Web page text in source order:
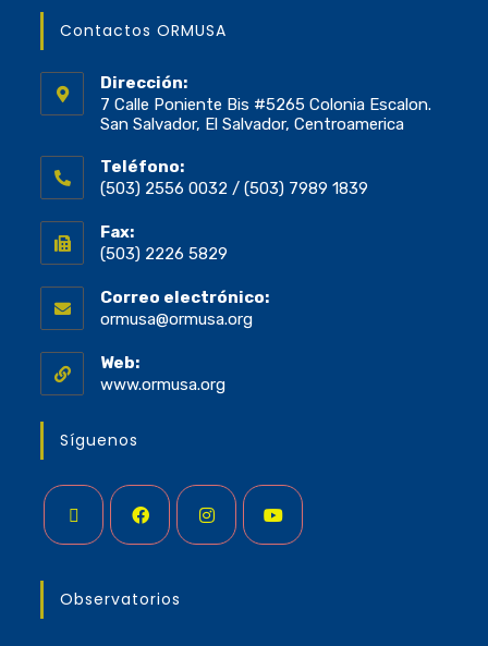
Contactos ORMUSA
Dirección:
7 Calle Poniente Bis #5265 Colonia Escalon.
San Salvador, El Salvador, Centroamerica
Teléfono:
(503) 2556 0032 / (503) 7989 1839
Fax:
(503) 2226 5829
Correo electrónico:
ormusa@ormusa.org
Web:
www.ormusa.org
Síguenos
Observatorios